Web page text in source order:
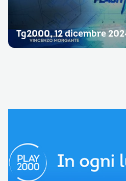
Tg2000, 12 dicembre